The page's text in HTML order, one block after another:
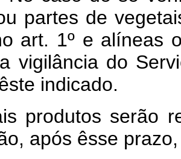
partes de
art. 1º e alíneas
vigilância do
indicado.
produtos serão
após êsse